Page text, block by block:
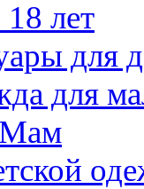
лет
для
для